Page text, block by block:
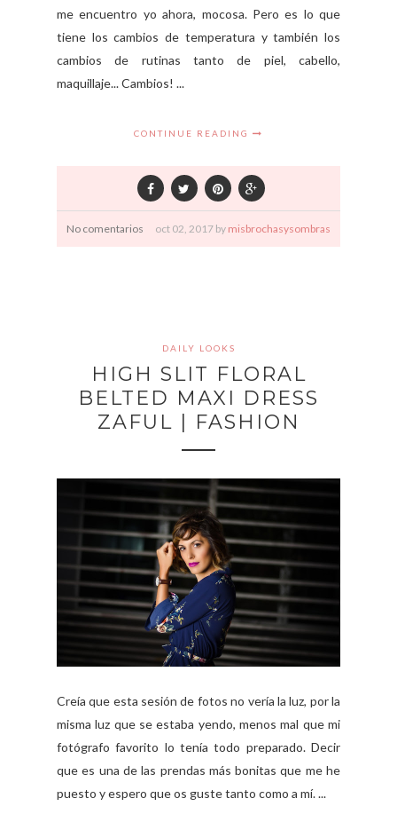
me encuentro yo ahora, mocosa. Pero es lo que
tiene los cambios de temperatura y también los
cambios de rutinas tanto de piel, cabello,
maquillaje... Cambios! ...
CONTINUE READING
No comentarios oct 02, 2017 by misbrochasysombras
DAILY LOOKS
HIGH SLIT FLORAL
BELTED MAXI DRESS
ZAFUL | FASHION
Creía que esta sesión de fotos no vería la luz, por la
misma luz que se estaba yendo, menos mal que mi
fotógrafo favorito lo tenía todo preparado. Decir
que es una de las prendas más bonitas que me he
puesto y espero que os guste tanto como a mí. ...